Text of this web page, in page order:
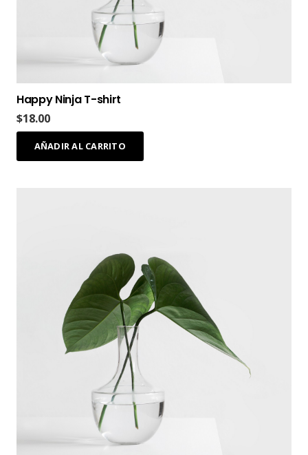
Happy Ninja T-shirt
$18.00
AÑADIR AL CARRITO